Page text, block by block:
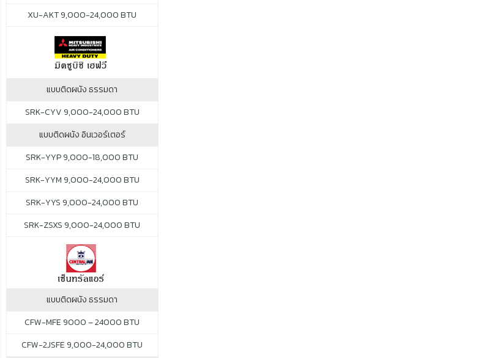
XU-AKT 9,000-24,000 BTU
แบบติดผนัง ธรรมดา
SRK-CYV 9,000-24,000 BTU
แบบติดผนัง อินเวอร์เตอร์
SRK-YYP 9,000-18,000 BTU
SRK-YYM 9,000-24,000 BTU
SRK-YYS 9,000-24,000 BTU
SRK-ZSXS 9,000-24,000 BTU
แบบติดผนัง ธรรมดา
CFW-MFE 9000 – 24000 BTU
CFW-2JSFE 9,000-24,000 BTU